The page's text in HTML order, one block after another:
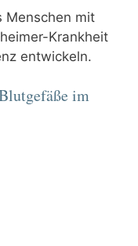
Menschen mit
Krankheit
entwickeln.
im